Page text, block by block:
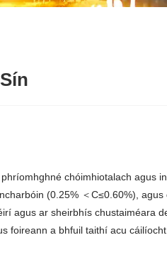
chóimhiotalach agus
(0.25% ＜C≤0.60%),
agus ar sheirbhís chustaiméara
foireann a bhfuil taithí acu cáilíocht.